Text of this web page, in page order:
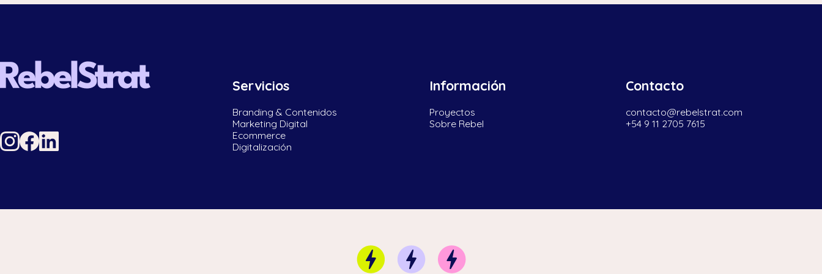
Servicios
Branding & Contenidos
Marketing Digital
Ecommerce
Digitalización
Información
Proyectos
Sobre Rebel
Contacto
contacto@rebelstrat.com
+54 9 11 2705 7615